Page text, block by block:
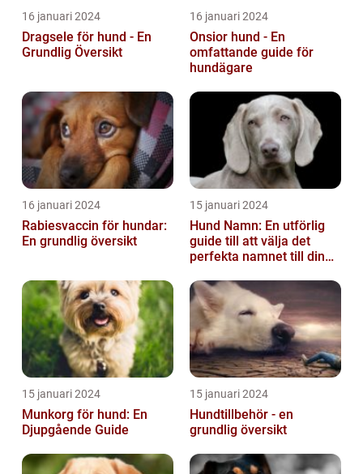
16 januari 2024
Dragsele för hund - En
Grundlig Översikt
16 januari 2024
Onsior hund - En
omfattande guide för
hundägare
16 januari 2024
Rabiesvaccin för hundar:
En grundlig översikt
15 januari 2024
Hund Namn: En utförlig
guide till att välja det
perfekta namnet till din
15 januari 2024
Munkorg för hund: En
Djupgående Guide
15 januari 2024
Hundtillbehör - en
grundlig översikt